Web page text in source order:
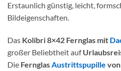
Erstaunlich günstig, leicht,
Bildeigenschaften.
Das Kolibri 8×42 Fernglas mit
großer Beliebtheit auf
Die FernglasAustrittspupille